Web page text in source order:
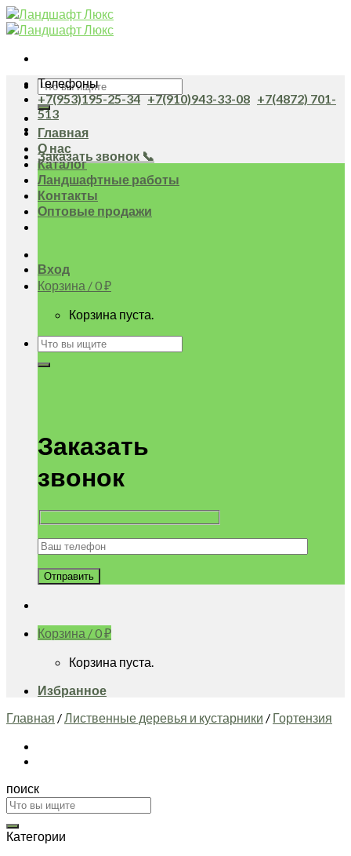
Skip
to
Искать:
Главная
О нас
Каталог
Ландшафтные работы
Контакты
Оптовые продажи
Вход
Корзина /0₽
Корзина пуста.
Искать:
Телефоны
+7(953)195-25-34 +7(910)943-33-08 +7(4872) 701-
513
Заказать звонок 📞
Заказать
звонок
Корзина /0₽
Корзина пуста.
Избранное
Главная /Лиственные деревья и кустарники / Гортензия
поиск
Искать:
Категории